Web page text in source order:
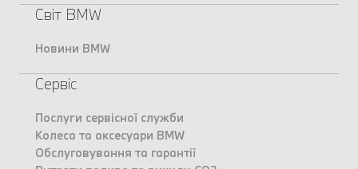
Світ BMW
Новини BMW
Сервіс
Послуги сервісної служби
Колеса та аксесуари BMW
Обслуговування та гарантії